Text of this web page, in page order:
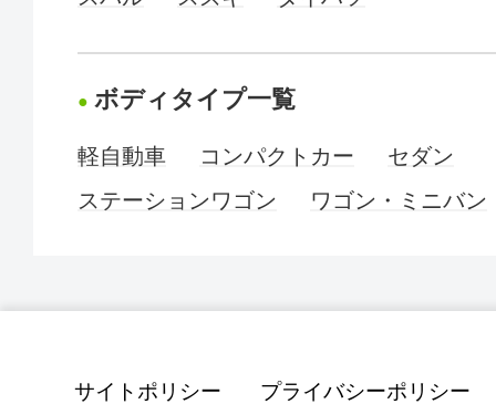
ボディタイプ一覧
軽自動車 コンパクトカー
セダン
ステーションワゴン
ワゴン・ミニバン
サイトポリシー プライバシーポリシー